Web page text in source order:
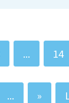
... 14
... »